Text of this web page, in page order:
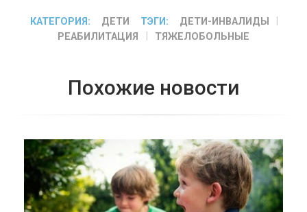
КАТЕГОРИЯ: ДЕТИ ТЭГИ:
ДЕТИ-ИНВАЛИДЫ
РЕАБИЛИТАЦИЯ
ТЯЖЕЛОБОЛЬНЫЕ
Похожие новости